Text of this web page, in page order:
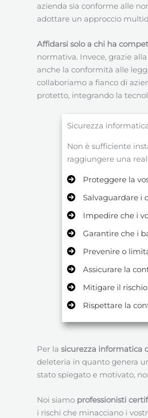
azienda sia conforme alle
adottare un approccio
Affidarsi solo a chi ha
normativa. Invece, grazie
anche la conformità alle
collaboriamo a fianco di
protetto, integrando la
Sicurezza
Non è sufficiente
raggiungere una
Proteggere la
Salvaguardare i
Impedire che i
Garantire che i
Prevenire o
Assicurare la
Mitigare il
Rispettare la
Per la sicurezza informatica
deleteria in quanto genera
stato spiegato e motivato,
Noi siamo professionisti
i rischi che minacciano i